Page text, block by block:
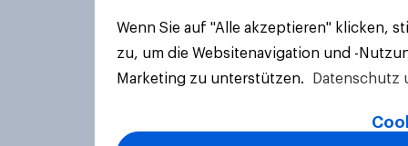
Wenn Sie auf "Alle akzeptieren" klicken,
zu, um die Websitenavigation und -
Marketing zu unterstützen.
Datenschutz